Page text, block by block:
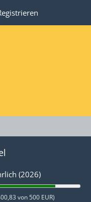
(2026)
von 500 EUR)